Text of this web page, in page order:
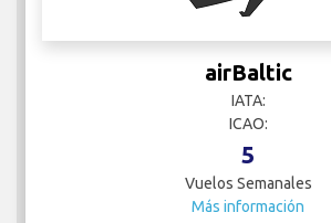
airBaltic
IATA:
ICAO:
5
Vuelos Semanales
Más información